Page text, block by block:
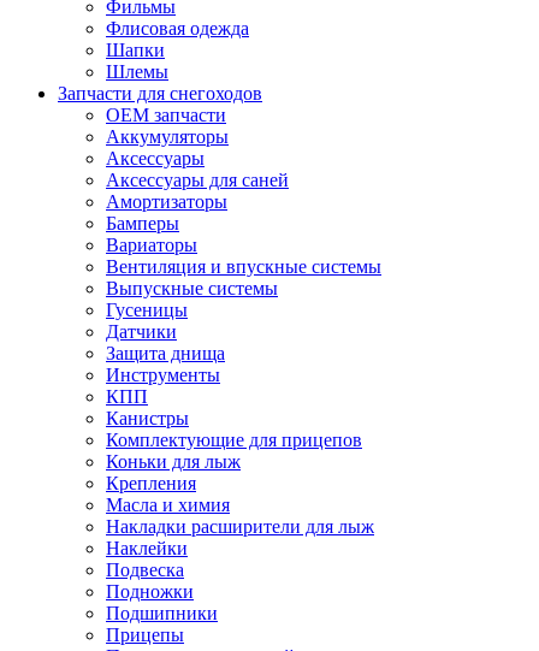
Фильмы
Флисовая одежда
Шапки
Шлемы
Запчасти для снегоходов
OEM запчасти
Аккумуляторы
Аксессуары
Аксессуары для саней
Амортизаторы
Бамперы
Вариаторы
Вентиляция и впускные системы
Выпускные системы
Гусеницы
Датчики
Защита днища
Инструменты
КПП
Канистры
Комплектующие для прицепов
Коньки для лыж
Крепления
Масла и химия
Накладки расширители для лыж
Наклейки
Подвеска
Подножки
Подшипники
Прицепы